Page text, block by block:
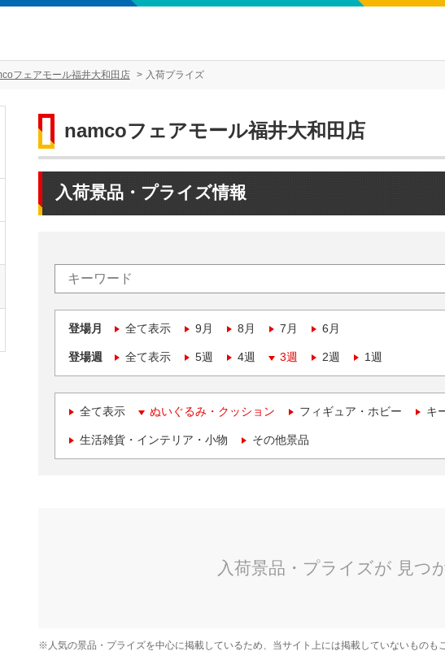
フェアモール福井大和田店 入荷プライズ
namcoフェアモール福井大和田店
入荷景品・プライズ情報
登場月 全て表示 9月 8月 7月 6月
登場週 全て表示 5週 4週 3週 2週 1週
全て表示 ぬいぐるみ・クッション フィギュア・ホビー キ
生活雑貨・インテリア・小物 その他景品